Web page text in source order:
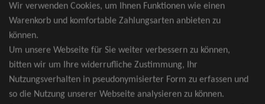
nach der Bestplatzbuchung vergeben
werden.
wider Erwarten doch nicht verfügbar
sein, erhalten Sie von uns Tickets für die
nächst bessere Kategorie. Und das
kostenfrei und völlig automatisch.
Wir verwenden Cookies, um Ihnen Funktionen wie einen
Warenkorb und komfortable Zahlungsarten anbieten zu
können.
Um unsere Webseite für Sie weiter verbessern zu können,
bitten wir um Ihre widerrufliche Zustimmung, Ihr
Nutzungsverhalten in pseudonymisierter Form zu erfassen und
so die Nutzung unserer Webseite analysieren zu können.